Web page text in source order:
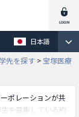
日本語
先を探す > 宝塚医療
ポレーションが共
を募集している約